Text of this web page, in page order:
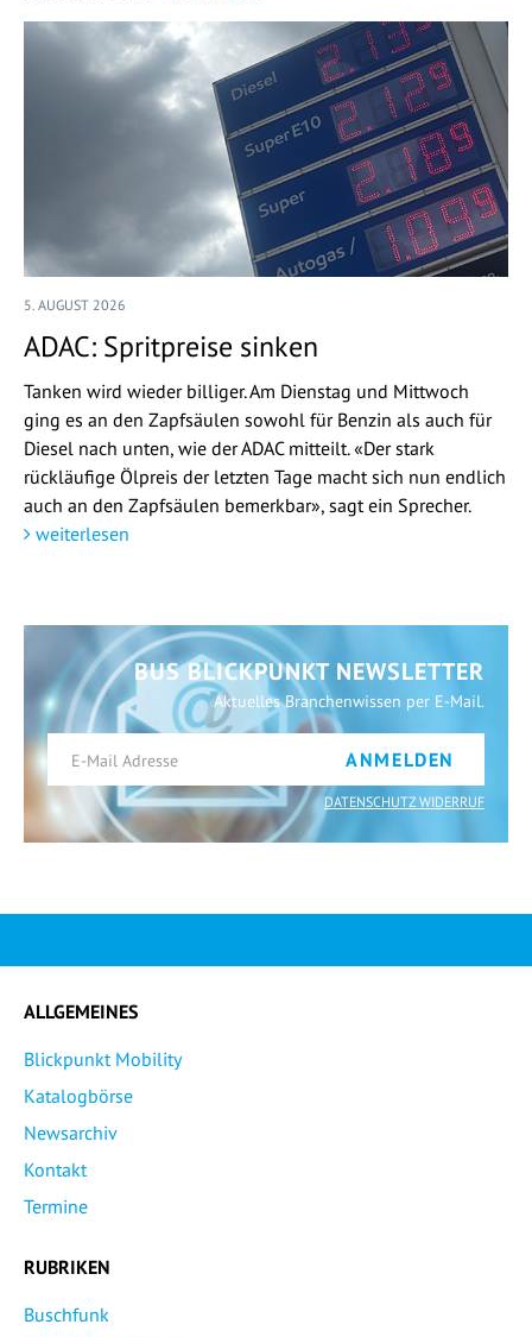
5. AUGUST 2026
ADAC: Spritpreise sinken
Tanken wird wieder billiger. Am Dienstag und Mittwoch
ging es an den Zapfsäulen sowohl für Benzin als auch für
Diesel nach unten, wie der ADAC mitteilt. «Der stark
rückläufige Ölpreis der letzten Tage macht sich nun endlich
auch an den Zapfsäulen bemerkbar», sagt ein Sprecher.
weiterlesen
BUS BLICKPUNKT NEWSLETTER
Aktuelles Branchenwissen per E-Mail.
ANMELDEN
DATENSCHUTZ WIDERRUF
ALLGEMEINES
Blickpunkt Mobility
Katalogbörse
Newsarchiv
Kontakt
Termine
RUBRIKEN
Buschfunk